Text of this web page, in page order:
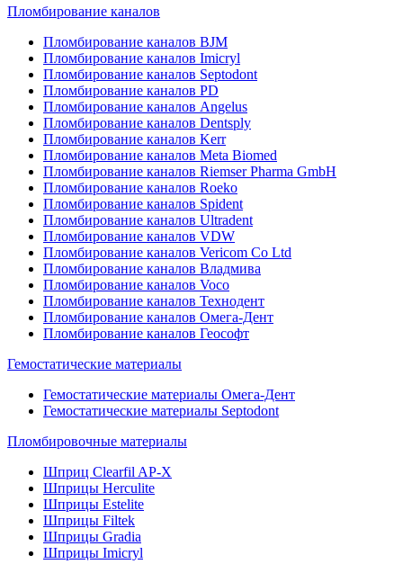
Пломбирование каналов
Пломбирование каналов BJM
Пломбирование каналов Imicryl
Пломбирование каналов Septodont
Пломбирование каналов PD
Пломбирование каналов Angelus
Пломбирование каналов Dentsply
Пломбирование каналов Kerr
Пломбирование каналов Meta Biomed
Пломбирование каналов Riemser Pharma GmbH
Пломбирование каналов Roeko
Пломбирование каналов Spident
Пломбирование каналов Ultradent
Пломбирование каналов VDW
Пломбирование каналов Vericom Co Ltd
Пломбирование каналов Владмива
Пломбирование каналов Voco
Пломбирование каналов Технодент
Пломбирование каналов Омега-Дент
Пломбирование каналов Геософт
Гемостатические материалы
Гемостатические материалы Омега-Дент
Гемостатические материалы Septodont
Пломбировочные материалы
Шприц Clearfil AP-X
Шприцы Herculite
Шприцы Estelite
Шприцы Filtek
Шприцы Gradia
Шприцы Imicryl